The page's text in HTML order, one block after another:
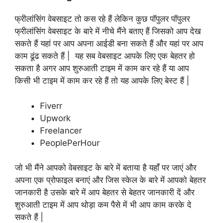
फ्रीलांसिंग वेबसाइट तो कस रहे हैं लेकिन कुछ पॉपुलर पॉपुलर
फ्रीलांसिंग वेबसाइट के बारे में नीचे मैंने बताए हैं जिसको आप देख
सकते हैं यहां पर आप अपना आईडी बना सकते हैं और यहां पर आप
काम ढूंढ सकते हैं | यह सब वेबसाइट आपके लिए एक बेहतर हो
सकता है अगर आप शुरुआती टाइम में काम कर रहे हैं या आप
किसी भी टाइम में काम कर रहे हैं तो यह आपके लिए बेस्ट हैं |
Fiverr
Upwork
Freelancer
PeoplePerHour
जो भी मैंने आपको वेबसाइट के बारे में बताया है यहाँ पर जाएं और
अपना एक प्रोफाइल बनाएं और जिस स्केल के बारे में आपको बेहतर
जानकारी है उसके बारे में आप बेहतर से बेहतर जानकारी दें और
शुरुआती टाइम में आप थोड़ा कम पैसे में भी आप काम करके दे
सकते हैं |